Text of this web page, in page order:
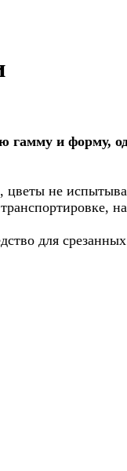
и форму,
не
для